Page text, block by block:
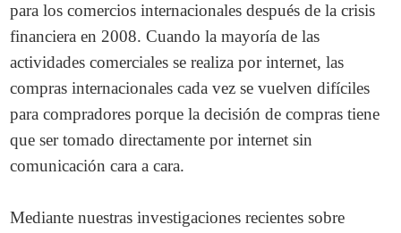
para los comercios internacionales después de la crisis
financiera en 2008. Cuando la mayoría de las
actividades comerciales se realiza por internet, las
compras internacionales cada vez se vuelven difíciles
para compradores porque la decisión de compras tiene
que ser tomado directamente por internet sin
comunicación cara a cara.
Mediante nuestras investigaciones recientes sobre